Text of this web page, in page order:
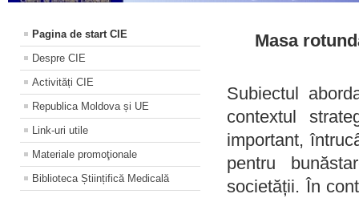
Pagina de start CIE
Despre CIE
Activități CIE
Republica Moldova și UE
Link-uri utile
Materiale promoţionale
Biblioteca Științifică Medicală
Masa
Subiectul
contextul
important,
pentru
societății. În